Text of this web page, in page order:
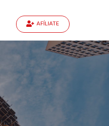
AFÍLIATE